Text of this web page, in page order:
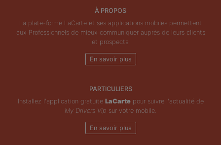
À PROPOS
La plate-forme LaCarte et ses applications mobiles permettent
aux Professionnels de mieux communiquer auprès de leurs clients
et prospects.
En savoir plus
PARTICULIERS
Installez l'application gratuite LaCartepour suivre l'actualité de
My Drivers Vip sur votre mobile.
En savoir plus